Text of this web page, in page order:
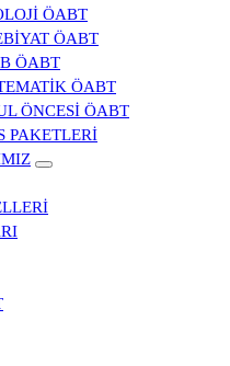
ÖABT
ÖABT
ÖABT
ÖABT
ÖNCESİ ÖABT
PAKETLERİ